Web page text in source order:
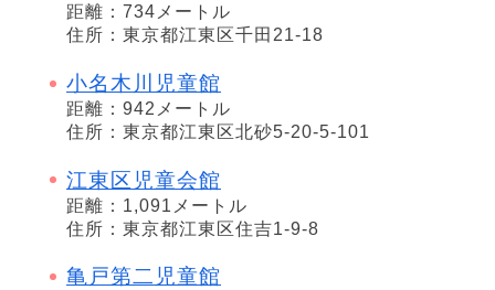
距離：734メートル
住所：東京都江東区千田21-18
小名木川児童館
距離：942メートル
住所：東京都江東区北砂5-20-5-101
江東区児童会館
距離：1,091メートル
住所：東京都江東区住吉1-9-8
亀戸第二児童館